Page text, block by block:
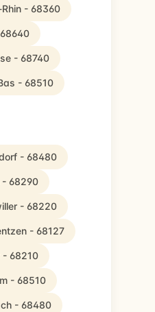
- 68360
- 68740
- 68510
- 68480
- 68290
- 68220
- 68127
- 68210
- 68510
- 68480